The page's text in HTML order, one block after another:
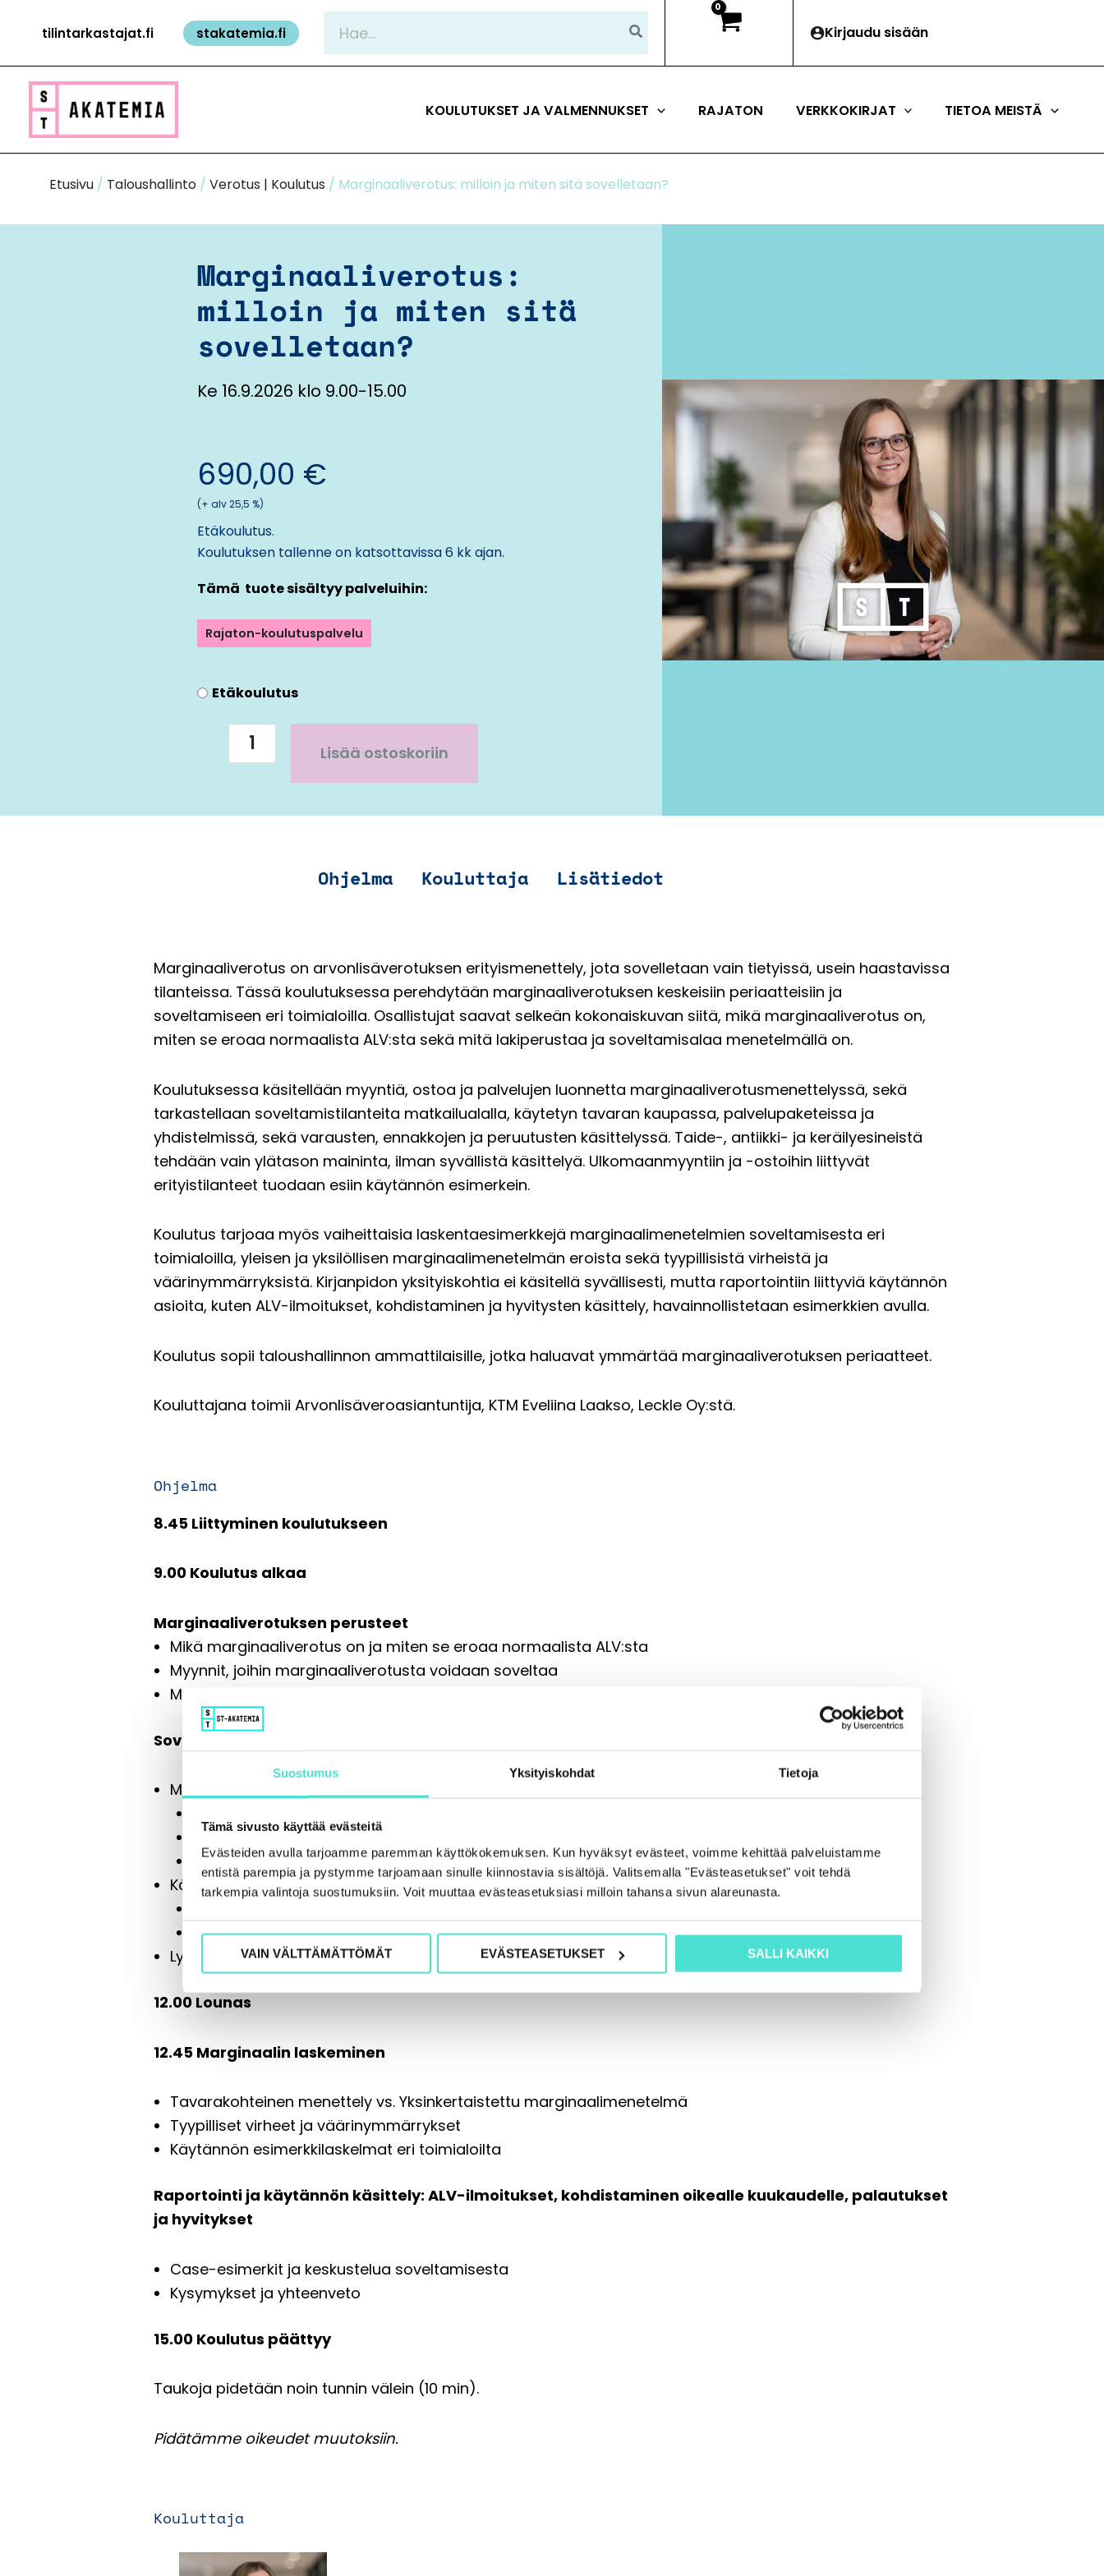
Suostumus Yksityiskohdat Tietoja
Tämä sivusto käyttää evästeitä
Evästeiden avulla tarjoamme paremman käyttökokemuksen. Kun hyväksyt evästeet, voimme kehittää palveluistamme
entistä parempia ja pystymme tarjoamaan sinulle kiinnostavia sisältöjä. Valitsemalla "Evästeasetukset" voit tehdä
tarkempia valintoja suostumuksiin. Voit muuttaa evästeasetuksiasi milloin tahansa sivun alareunasta.
VAIN VÄLTTÄMÄTTÖMÄT EVÄSTEASETUKSET SALLI KAIKKI
sisältööntilintarkastajat.fi stakatemia.fi Kirjaudu sisään
KOULUTUKSET JA VALMENNUKSET RAJATON VERKKOKIRJAT TIETOA MEISTÄ
Etusivu / Taloushallinto / Verotus | Koulutus / Marginaaliverotus: milloin ja miten sitä sovelletaan?
Marginaaliverotus:
milloin ja miten sitä
sovelletaan?
Ke 16.9.2026 klo 9.00-15.00
690,00 €
(+ alv 25,5 %)
Etäkoulutus.
Koulutuksen tallenne on katsottavissa 6 kk ajan.
Tämä tuote sisältyy palveluihin:
Rajaton-koulutuspalvelu
Etäkoulutus
milloin
määrä
Lisää ostoskoriin
Ohjelma Kouluttaja Lisätiedot
Marginaaliverotus on arvonlisäverotuksen erityismenettely, jota sovelletaan vain tietyissä, usein haastavissa
tilanteissa. Tässä koulutuksessa perehdytään marginaaliverotuksen keskeisiin periaatteisiin ja
soveltamiseen eri toimialoilla. Osallistujat saavat selkeän kokonaiskuvan siitä, mikä marginaaliverotus on,
miten se eroaa normaalista ALV:sta sekä mitä lakiperustaa ja soveltamisalaa menetelmällä on.
Koulutuksessa käsitellään myyntiä, ostoa ja palvelujen luonnetta marginaaliverotusmenettelyssä, sekä
tarkastellaan soveltamistilanteita matkailualalla, käytetyn tavaran kaupassa, palvelupaketeissa ja
yhdistelmissä, sekä varausten, ennakkojen ja peruutusten käsittelyssä. Taide-, antiikki- ja keräilyesineistä
tehdään vain ylätason maininta, ilman syvällistä käsittelyä. Ulkomaanmyyntiin ja -ostoihin liittyvät
erityistilanteet tuodaan esiin käytännön esimerkein.
Koulutus tarjoaa myös vaiheittaisia laskentaesimerkkejä marginaalimenetelmien soveltamisesta eri
toimialoilla, yleisen ja yksilöllisen marginaalimenetelmän eroista sekä tyypillisistä virheistä ja
väärinymmärryksistä. Kirjanpidon yksityiskohtia ei käsitellä syvällisesti, mutta raportointiin liittyviä käytännön
asioita, kuten ALV-ilmoitukset, kohdistaminen ja hyvitysten käsittely, havainnollistetaan esimerkkien avulla.
Koulutus sopii taloushallinnon ammattilaisille, jotka haluavat ymmärtää marginaaliverotuksen periaatteet.
Kouluttajana toimii Arvonlisäveroasiantuntija, KTM Eveliina Laakso, Leckle Oy:stä.
Ohjelma
8.45 Liittyminen koulutukseen
9.00 Koulutus alkaa
Marginaaliverotuksen perusteet
Mikä marginaaliverotus on ja miten se eroaa normaalista ALV:sta
Myynnit, joihin marginaaliverotusta voidaan soveltaa
Myynti ja osto marginaaliverotusmenettelyssä
Soveltamistilanteet
Matkailualan marginaaliverotus
Varausmaksut, ennakot ja peruutukset
Ulkomaanmyynti ja -ostot
Käytetyn tavaran marginaaliverotus
Ulkomaanmyynti ja -ostot
Lyhyesti taide-, antiikki- ja keräilyesineistä
12.00 Lounas
12.45 Marginaalin laskeminen
Tavarakohteinen menettely vs. Yksinkertaistettu marginaalimenetelmä
Tyypilliset virheet ja väärinymmärrykset
Käytännön esimerkkilaskelmat eri toimialoilta
Raportointi ja käytännön käsittely: ALV-ilmoitukset, kohdistaminen oikealle kuukaudelle, palautukset
ja hyvitykset
Case-esimerkit ja keskustelua soveltamisesta
Kysymykset ja yhteenveto
15.00 Koulutus päättyy
Taukoja pidetään noin tunnin välein (10 min).
Pidätämme oikeudet muutoksiin.
Kouluttaja